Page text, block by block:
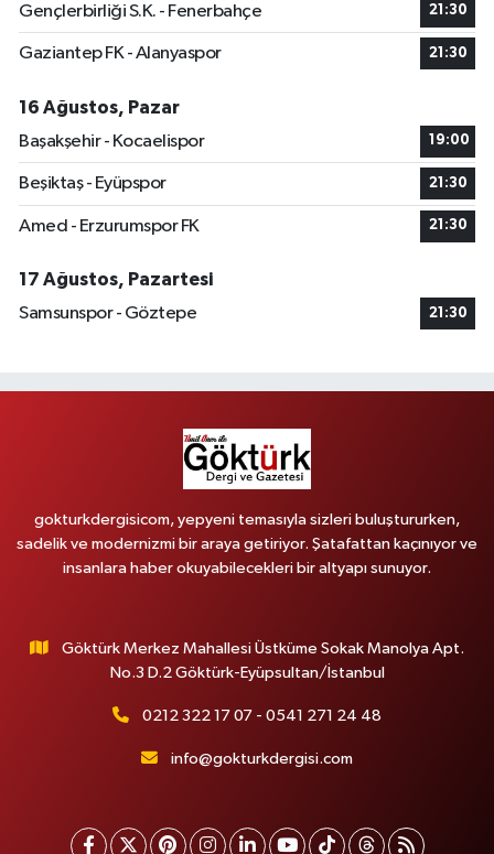
Gençlerbirliği S.K. - Fenerbahçe 21:30
Gaziantep FK - Alanyaspor 21:30
16 Ağustos, Pazar
Başakşehir - Kocaelispor
19:00
Beşiktaş - Eyüpspor 21:30
Amed - Erzurumspor FK 21:30
17 Ağustos, Pazartesi
Samsunspor - Göztepe
21:30
gokturkdergisicom, yepyeni temasıyla sizleri buluştururken,
sadelik ve modernizmi bir araya getiriyor. Şatafattan kaçınıyor ve
insanlara haber okuyabilecekleri bir altyapı sunuyor.
Göktürk Merkez Mahallesi Üstküme Sokak Manolya Apt.
No.3 D.2 Göktürk-Eyüpsultan/İstanbul
0212 322 17 07 - 0541 271 24 48
info@gokturkdergisi.com